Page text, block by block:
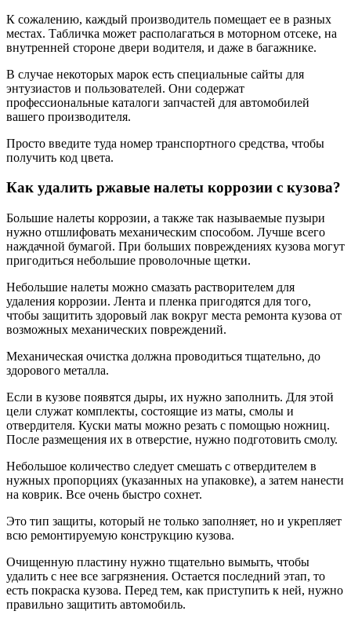
К сожалению, каждый производитель помещает ее в разных
местах. Табличка может располагаться в моторном отсеке, на
внутренней стороне двери водителя, и даже в багажнике.
В случае некоторых марок есть специальные сайты для
энтузиастов и пользователей. Они содержат
профессиональные каталоги запчастей для автомобилей
вашего производителя.
Просто введите туда номер транспортного средства, чтобы
получить код цвета.
Как удалить ржавые налеты коррозии с кузова?
Большие налеты коррозии, а также так называемые пузыри
нужно отшлифовать механическим способом. Лучше всего
наждачной бумагой. При больших повреждениях кузова могут
пригодиться небольшие проволочные щетки.
Небольшие налеты можно смазать растворителем для
удаления коррозии. Лента и пленка пригодятся для того,
чтобы защитить здоровый лак вокруг места ремонта кузова от
возможных механических повреждений.
Механическая очистка должна проводиться тщательно, до
здорового металла.
Если в кузове появятся дыры, их нужно заполнить. Для этой
цели служат комплекты, состоящие из маты, смолы и
отвердителя. Куски маты можно резать с помощью ножниц.
После размещения их в отверстие, нужно подготовить смолу.
Небольшое количество следует смешать с отвердителем в
нужных пропорциях (указанных на упаковке), а затем нанести
на коврик. Все очень быстро сохнет.
Это тип защиты, который не только заполняет, но и укрепляет
всю ремонтируемую конструкцию кузова.
Очищенную пластину нужно тщательно вымыть, чтобы
удалить с нее все загрязнения. Остается последний этап, то
есть покраска кузова. Перед тем, как приступить к ней, нужно
правильно защитить автомобиль.